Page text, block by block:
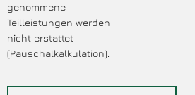
genommene
Teilleistungen werden
nicht erstattet
(Pauschalkalkulation).